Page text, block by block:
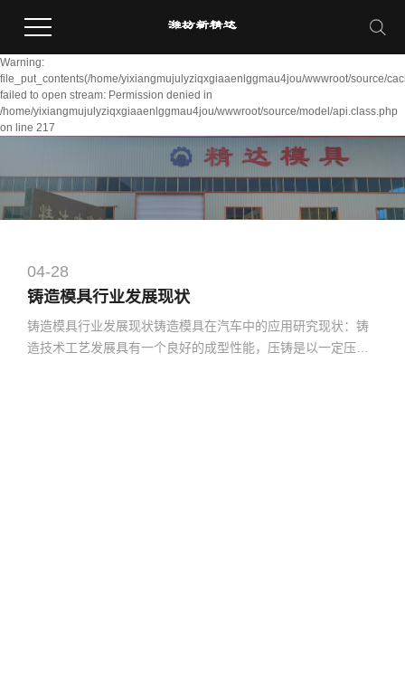
Warning:
file_put_contents(/home/yixiangmujulyziqxgiaaenlggmau4jou/wwwroot/source/
failed to open stream: Permission denied in
/home/yixiangmujulyziqxgiaaenlggmau4jou/wwwroot/source/model/api.class.php
on line 217
04-28
铸造模具行业发展现状
铸造模具行业发展现状铸造模具在汽车中的应用研究现状：铸
造技术工艺发展具有一个良好的成型性能，压铸是以一定压力